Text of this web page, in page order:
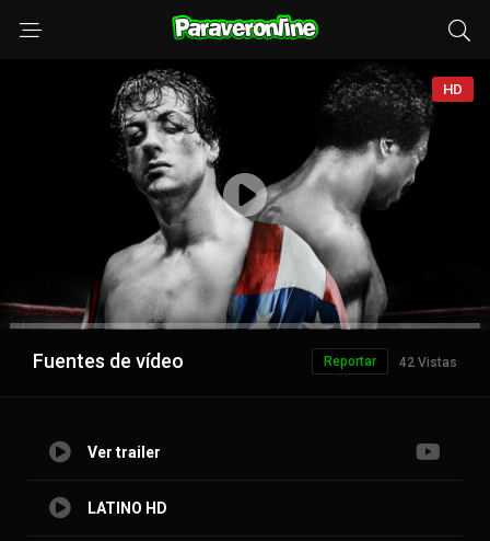
HD
Anuncio
Fuentes de vídeo 42 Vistas
Reportar
Ver trailer
LATINO HD